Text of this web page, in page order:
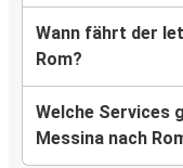
Wann fährt der
Rom?
Welche Services
Messina nach